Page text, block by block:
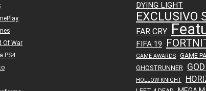
Of War
PS4
DYING LIGHT
EXCLUSIVO
FAR CRY
FIFA 19
GAME AWARDS
GAME
GHOSTRUNNER
HOLLOW KNIGHT